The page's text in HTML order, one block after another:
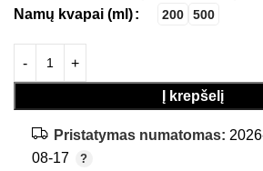
Namų kvapai (ml)
200 500
Į krepšelį
Pristatymas numatomas:
08-17